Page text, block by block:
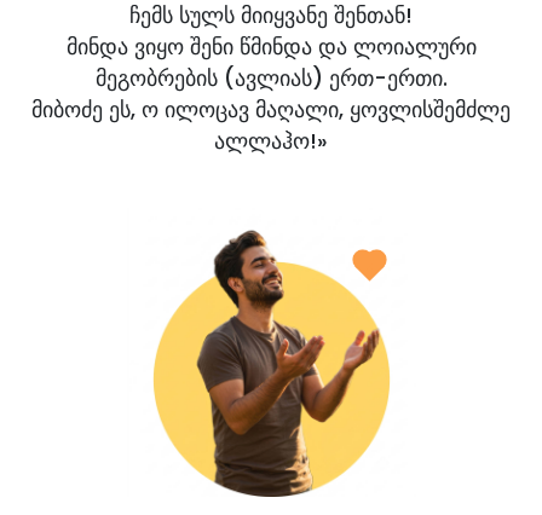
ჩემს სულს მიიყვანე შენთან!
მინდა ვიყო შენი წმინდა და ლოიალური
მეგობრების (ავლიას) ერთ-ერთი.
მიბოძე ეს, ო ილოცავ მაღალი, ყოვლისშემძლე
ალლაჰო!»